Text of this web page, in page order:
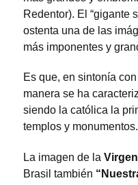
Redentor). El “gigante
ostenta una de las
más imponentes y
Es que, en sintonía
manera se ha
siendo la católica la
templos y monumentos.
La imagen de la
Brasil también